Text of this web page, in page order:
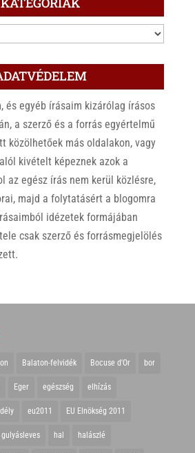
és egyéb írásaim kizárólag írásos
a szerző és a forrás egyértelmű
közölhetőek más oldalakon, vagy
kivételt képeznek azok a
az egész írás nem kerül közlésre,
majd a folytatásért a blogomra
idézetek formájában
csak szerző és forrásmegjelölés
Balaton-felvidék Bocuse d'Or bor
Eger egészség elhízás
eu2011 EU Elnökség 2011
gulyásleves hal halászlé